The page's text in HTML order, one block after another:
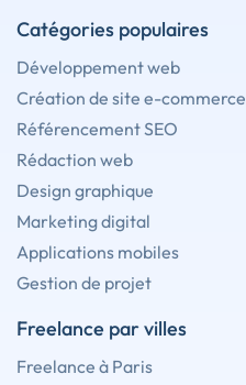
Catégories populaires
Développement web
Création de site e-commerce
Référencement SEO
Rédaction web
Design graphique
Marketing digital
Applications mobiles
Gestion de projet
Freelance par villes
Freelance à Paris